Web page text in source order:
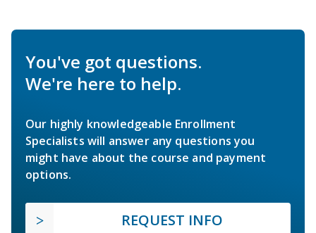
You've got questions.
We're here to help.
Our highly knowledgeable Enrollment
Specialists will answer any questions you
might have about the course and payment
options.
REQUEST INFO